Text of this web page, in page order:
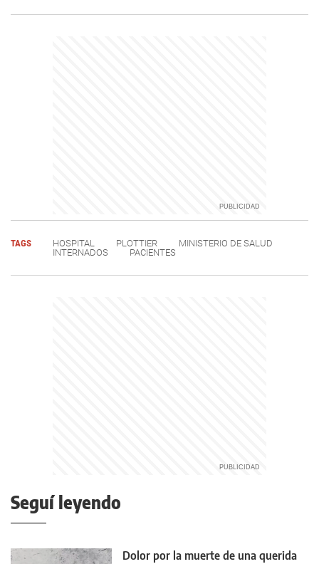
TAGS HOSPITAL PLOTTIER
MINISTERIO DE SALUD
INTERNADOS
PACIENTES
Seguí leyendo
Dolor por la muerte de una querida